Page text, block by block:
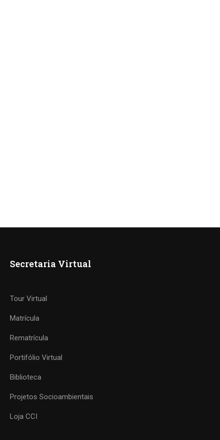
Secretaria Virtual
Tour Virtual
Matrícula
Rematrícula
Portifólio Virtual
Biblioteca
Projetos Socioambientais
Loja CCI